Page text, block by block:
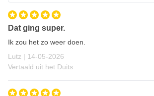
Dat ging super.
Ik zou het zo weer doen.
Lutz | 14 mei 2026
14-05-2026
Vertaald uit het Duits